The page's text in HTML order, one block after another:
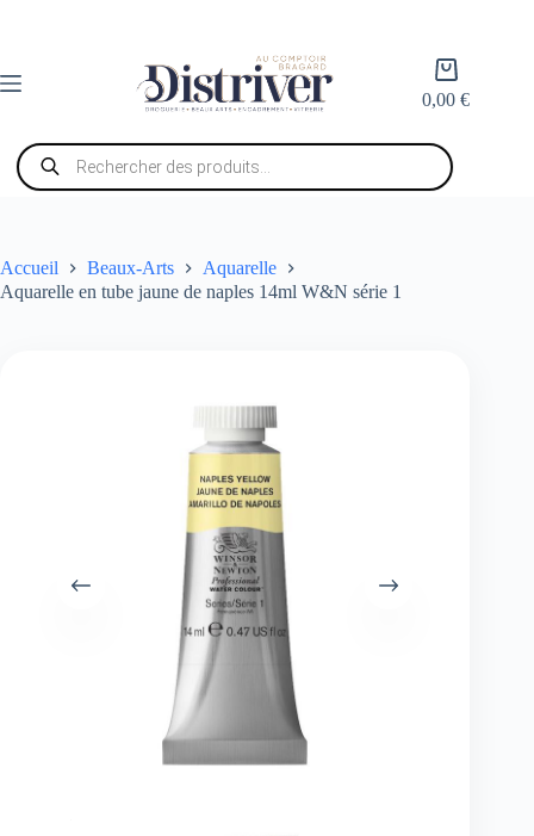
Panier
d’achat
0,00€
Recherche
de
produits
Accueil Beaux-Arts
Aquarelle
Aquarelle en tube jaune de naples 14ml W&N série 1